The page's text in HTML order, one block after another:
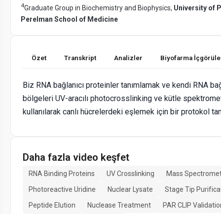
4Graduate Group in Biochemistry and Biophysics, University of
Perelman School of Medicine
Özet Transkript Analizler Biyofarma
Biz RNA bağlanıcı proteinler tanımlamak ve kendi RNA
bölgeleri UV-aracılı photocrosslinking ve kütle
kullanılarak canlı hücrelerdeki eşlemek için bir protokol
Daha fazla video keşfet
RNA Binding Proteins UV Crosslinking
Mass
Photoreactive Uridine
Nuclear Lysate
Stage Tip
Peptide Elution
Nuclease Treatment
PAR CLIP